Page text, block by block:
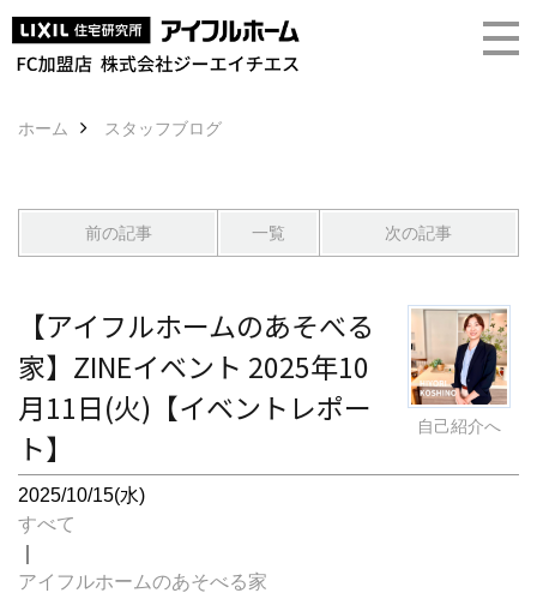
ホーム スタッフブログ
前の記事 一覧 次の記事
自己紹介へ
【アイフルホームのあそべる
家】ZINEイベント 2025年10
月11日(火)【イベントレポー
ト】
2025/10/15(水)
すべて
アイフルホームのあそべる家